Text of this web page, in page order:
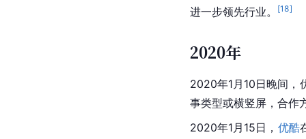
进一步领先行业。
[18]
2020年
2020年1月10日晚间，
事类型或横竖屏，合作
2020年1月15日， 优酷